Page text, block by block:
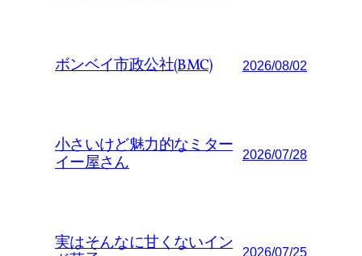
ボンベイ市政公社(BMC) 2026/08/02
小さいけど魅力的なミター
イー屋さん
2026/07/28
実はそんなに甘くないイン
2026/07/25